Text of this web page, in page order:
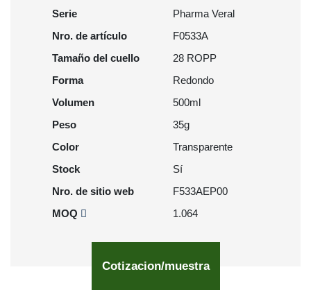
Serie
Pharma Veral
Nro. de artículo
F0533A
Tamaño del cuello
28 ROPP
Forma
Redondo
Volumen
500ml
Peso
35g
Color
Transparente
Stock
Sí
Nro. de sitio web
F533AEP00
MOQ
1.064
Cotizacion/muestra